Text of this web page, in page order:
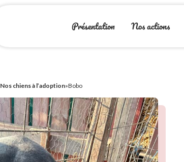
Présentation Nos actions
Nos chiens à l’adoption»Bobo